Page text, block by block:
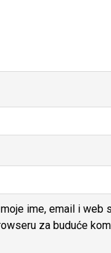
ime, email i web
za buduće